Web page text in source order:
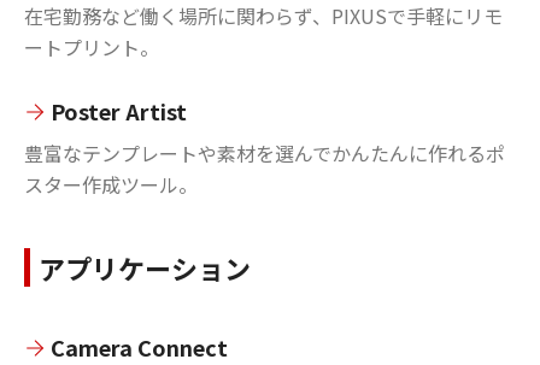
在宅勤務など働く場所に関わらず、PIXUSで手軽にリモ
ートプリント。
Poster Artist
豊富なテンプレートや素材を選んでかんたんに作れるポ
スター作成ツール。
アプリケーション
Camera Connect